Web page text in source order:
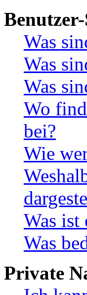
Was
Was
Was
Wo
bei?
Wie
Was ist
Was
Private